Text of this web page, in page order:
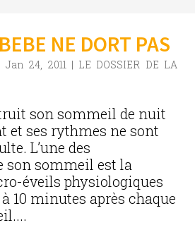
NE DORT PAS
Jan 24, 2011| LE DOSSIER DE LA
son sommeil de nuit
et ses rythmes ne sont
L’une des
son sommeil est la
éveils physiologiques
à 10 minutes après chaque